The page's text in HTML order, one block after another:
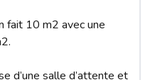
fait 10 m2 avec une
d’une salle d’attente et